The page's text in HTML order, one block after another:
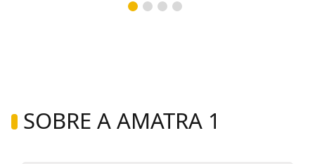
SOBRE A AMATRA 1